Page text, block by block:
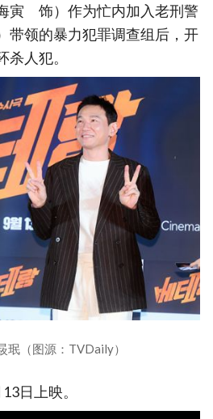
寅 饰）作为忙内加入老刑警
领的暴力犯罪调查组后，开
人犯。
珉（图源：TVDaily）
日上映。